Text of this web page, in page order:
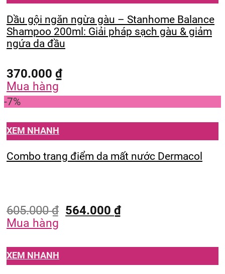
Dầu gội ngăn ngừa gàu – Stanhome Balance
Shampoo 200ml: Giải pháp sạch gàu & giảm
ngứa da đầu
370.000 ₫
Mua hàng
-7%
XEM NHANH
Combo trang điểm da mất nước Dermacol
605.000₫ 564.000₫
Mua hàng
XEM NHANH